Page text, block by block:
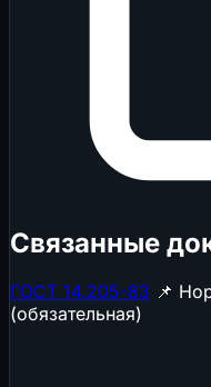
Связанные
ГОСТ 14.205-83 📌
(обязательная)